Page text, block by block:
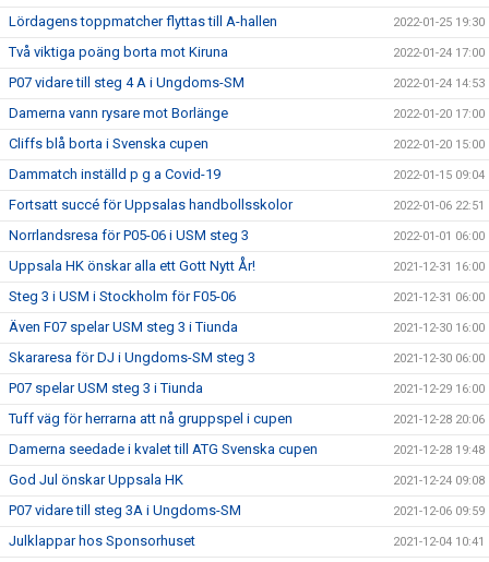
Lördagens toppmatcher flyttas till A-hallen 2022-01-25 19:30
Två viktiga poäng borta mot Kiruna 2022-01-24 17:00
P07 vidare till steg 4 A i Ungdoms-SM 2022-01-24 14:53
Damerna vann rysare mot Borlänge 2022-01-20 17:00
Cliffs blå borta i Svenska cupen 2022-01-20 15:00
Dammatch inställd p g a Covid-19 2022-01-15 09:04
Fortsatt succé för Uppsalas handbollsskolor 2022-01-06 22:51
Norrlandsresa för P05-06 i USM steg 3 2022-01-01 06:00
Uppsala HK önskar alla ett Gott Nytt År! 2021-12-31 16:00
Steg 3 i USM i Stockholm för F05-06 2021-12-31 06:00
Även F07 spelar USM steg 3 i Tiunda 2021-12-30 16:00
Skararesa för DJ i Ungdoms-SM steg 3 2021-12-30 06:00
P07 spelar USM steg 3 i Tiunda 2021-12-29 16:00
Tuff väg för herrarna att nå gruppspel i cupen 2021-12-28 20:06
Damerna seedade i kvalet till ATG Svenska cupen 2021-12-28 19:48
God Jul önskar Uppsala HK 2021-12-24 09:08
P07 vidare till steg 3A i Ungdoms-SM 2021-12-06 09:59
Julklappar hos Sponsorhuset 2021-12-04 10:41